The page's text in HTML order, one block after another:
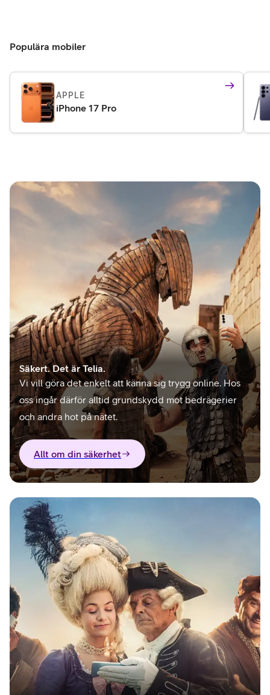
Populära mobiler
APPLE
iPhone 17 Pro
Säkert. Det är Telia.
Vi vill göra det enkelt att känna sig trygg online. Hos
oss ingår därför alltid grundskydd mot bedrägerier
och andra hot på nätet.
Allt om din säkerhet